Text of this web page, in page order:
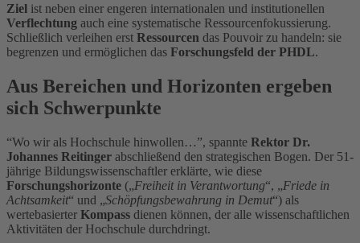
Ziel ist neben einer engeren internationalen und institutionellen
Verflechtung auch eine systematische Ressourcenfokussierung.
Schließlich verleihen erst Ressourcen das Pouvoir zu handeln: sie
begrenzen und ermöglichen das Forschungsfeld der PHDL.
Aus Bereichen und Horizonten ergeben
sich Schwerpunkte
“Wo wir als Hochschule hinwollen…”, spannte Rektor Dr.
Johannes Reitinger abschließend den strategischen Bogen. Der 51-
jährige Bildungswissenschaftler erklärte, wie diese
Forschungshorizonte („Freiheit in Verantwortung“, „Friede in
Achtsamkeit“ und „Schöpfungsbewahrung in Demut“) als
wertebasierter Kompass dienen können, der alle wissenschaftlichen
Aktivitäten der Hochschule durchdringt.